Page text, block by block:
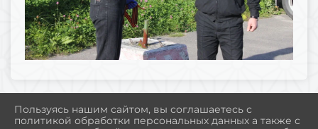
2026 Г. MUSEUM-POLAR.RU
Пользуясь нашим сайтом, вы соглашаетесь с
политикой обработки персональных данных а также с